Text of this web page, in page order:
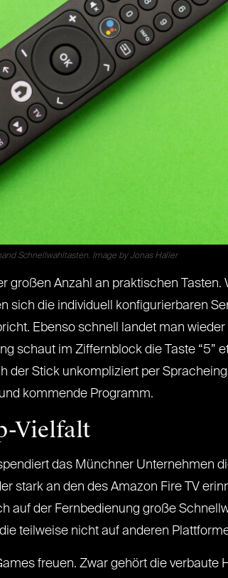
Schnellwahltasten. Image by Jonas Haller
Anzahl an praktischen Tasten.
die individuell konfigurierbaren
Ebenso schnell landet man
schaut im Ziffernblock die Taste “5”
der Stick unkompliziert per
kommende Programm.
Vielfalt
das Münchner Unternehmen
stark an den des Amazon Fire TV
auf der Fernbedienung große
teilweise nicht auf anderen
freuen. Zwar gehört die verbaute